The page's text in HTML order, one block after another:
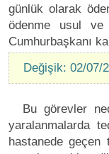
günlük olarak
ödenme usul ve
Cumhurbaşkanı
Değişik: 02/07/
Bu görevler
yaralanmalarda
hastanede geçen